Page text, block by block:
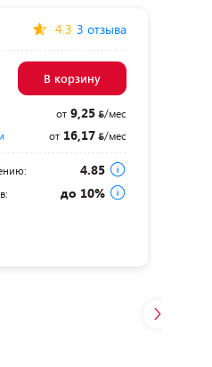
4.3 3 отзыва
В корзину
от9,25
/мес
от16,17 /мес
4.85
до 10%